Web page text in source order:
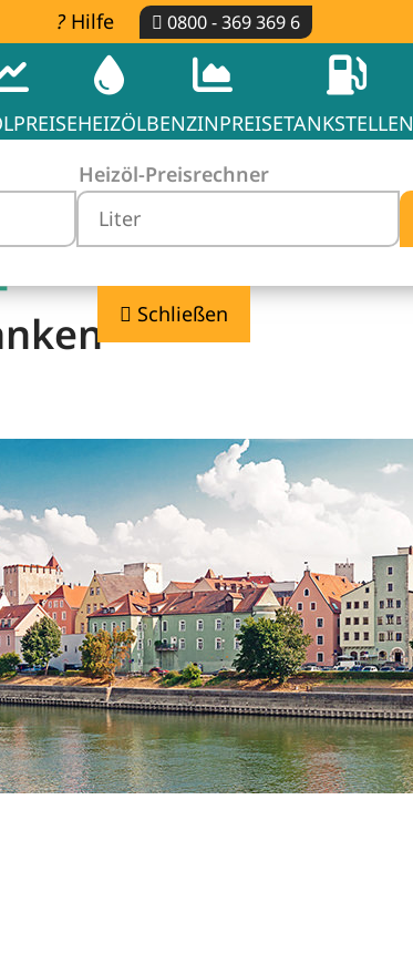
Hilfe 0800 - 369 369 6
HEIZÖLBENZINPREISETANKSTELLEN
Heizöl-Preisrechner
Schließen